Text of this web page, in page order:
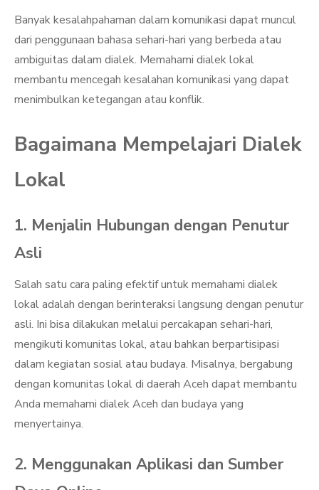
Banyak kesalahpahaman dalam komunikasi dapat muncul
dari penggunaan bahasa sehari-hari yang berbeda atau
ambiguitas dalam dialek. Memahami dialek lokal
membantu mencegah kesalahan komunikasi yang dapat
menimbulkan ketegangan atau konflik.
Bagaimana Mempelajari Dialek
Lokal
1. Menjalin Hubungan dengan Penutur
Asli
Salah satu cara paling efektif untuk memahami dialek
lokal adalah dengan berinteraksi langsung dengan penutur
asli. Ini bisa dilakukan melalui percakapan sehari-hari,
mengikuti komunitas lokal, atau bahkan berpartisipasi
dalam kegiatan sosial atau budaya. Misalnya, bergabung
dengan komunitas lokal di daerah Aceh dapat membantu
Anda memahami dialek Aceh dan budaya yang
menyertainya.
2. Menggunakan Aplikasi dan Sumber